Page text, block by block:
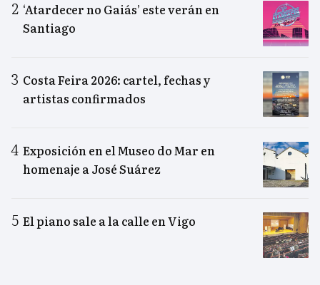
‘Atardecer no Gaiás’ este verán en
Santiago
Costa Feira 2026: cartel, fechas y
artistas confirmados
Exposición en el Museo do Mar en
homenaje a José Suárez
El piano sale a la calle en Vigo